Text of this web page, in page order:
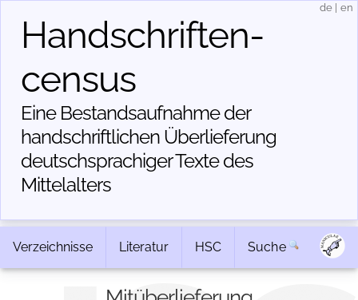
Handschriften­
census
Eine Bestandsaufnahme der
handschriftlichen Über­lieferung
deutschsprachiger Texte des
Mittelalters
de en
Verzeichnisse Literatur HSC Suche